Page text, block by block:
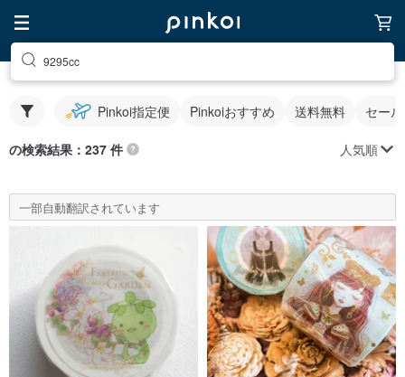
9295cc
Pinkoi指定便 Pinkoiおすすめ 送料無料 セー
の検索結果：237 件 人気順
一部自動翻訳されています